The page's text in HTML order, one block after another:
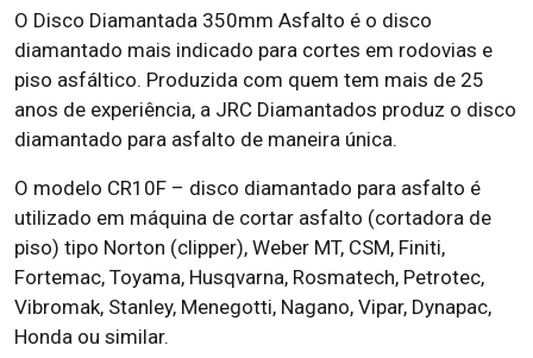
O Disco Diamantada 350mm Asfalto é o disco
diamantado mais indicado para cortes em rodovias e
piso asfáltico. Produzida com quem tem mais de 25
anos de experiência, a JRC Diamantados produz o disco
diamantado para asfalto de maneira única.
O modelo CR10F – disco diamantado para asfalto é
utilizado em máquina de cortar asfalto (cortadora de
piso) tipo Norton (clipper), Weber MT, CSM, Finiti,
Fortemac, Toyama, Husqvarna, Rosmatech, Petrotec,
Vibromak, Stanley, Menegotti, Nagano, Vipar, Dynapac,
Honda ou similar.